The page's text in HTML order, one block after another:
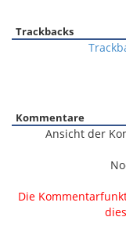
Trackbacks
Kommentare
Ansicht der
Die